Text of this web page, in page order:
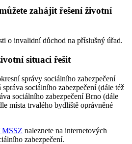
zahájit řešení životní
o invalidní důchod na příslušný úřad.
situaci řešit
správy sociálního zabezpečení
sociálního zabezpečení (dále též
sociálního zabezpečení Brno (dále
místa trvalého bydliště oprávněné
MSSZ naleznete na internetových
zabezpečení.